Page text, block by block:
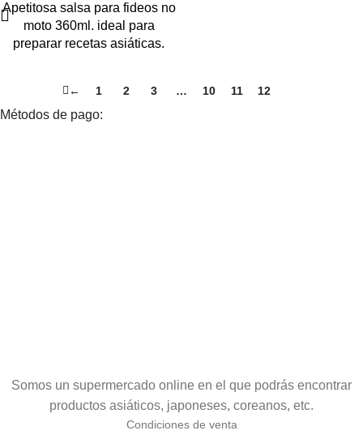
Apetitosa salsa para fideos no
moto 360ml. ideal para
preparar recetas asiáticas.
← 1 2 3 … 10 11 12
Métodos de pago:
Somos un supermercado online en el que podrás encontrar
productos asiáticos, japoneses, coreanos, etc.
Condiciones de venta